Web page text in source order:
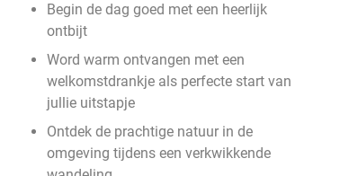
Begin de dag goed met een heerlijk
ontbijt
Word warm ontvangen met een
welkomstdrankje als perfecte start van
jullie uitstapje
Ontdek de prachtige natuur in de
omgeving tijdens een verkwikkende